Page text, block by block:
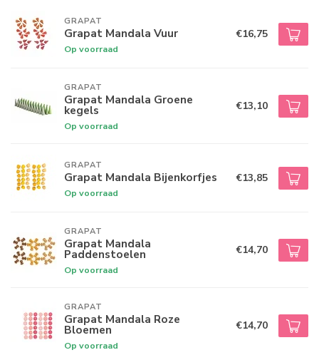
GRAPAT
Grapat Mandala Vuur
Op voorraad
€16,75
GRAPAT
Grapat Mandala Groene
kegels
Op voorraad
€13,10
GRAPAT
Grapat Mandala Bijenkorfjes
Op voorraad
€13,85
GRAPAT
Grapat Mandala
Paddenstoelen
Op voorraad
€14,70
GRAPAT
Grapat Mandala Roze
Bloemen
Op voorraad
€14,70